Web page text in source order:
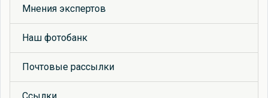
Мнения экспертов
Наш фотобанк
Почтовые рассылки